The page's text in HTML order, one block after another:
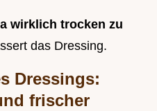
wirklich trocken zu
das Dressing.
Dressings:
frischer